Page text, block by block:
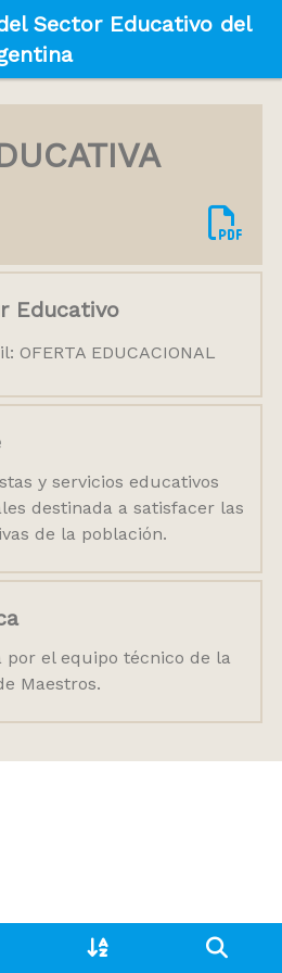
Sector Educativo del
Educativo
OFERTA EDUCACIONAL
y servicios educativos
destinada a satisfacer las
de la población.
por el equipo técnico de la
Maestros.